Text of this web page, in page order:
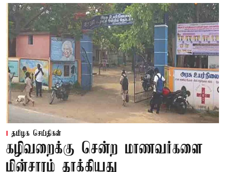
தமிழக செய்திகள்
கழிவறைக்கு சென்ற மாணவர்களை
மின்சாரம் தாக்கியது